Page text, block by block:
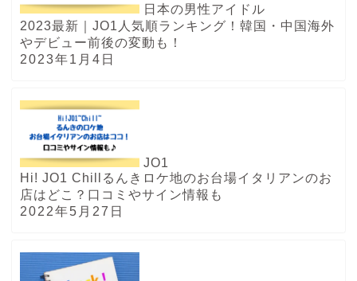
日本の男性アイドル
2023最新｜JO1人気順ランキング！韓国・中国海外
やデビュー前後の変動も！
2023年1月4日
JO1
Hi! JO1 Chillるんきロケ地のお台場イタリアンのお
店はどこ？口コミやサイン情報も
2022年5月27日